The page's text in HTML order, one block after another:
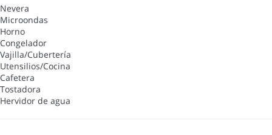
Nevera
Microondas
Horno
Congelador
Vajilla/Cubertería
Utensilios/Cocina
Cafetera
Tostadora
Hervidor de agua